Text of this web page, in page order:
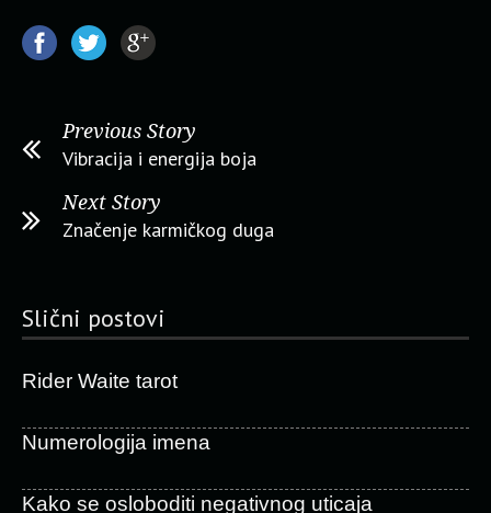
Previous Story
Vibracija i energija boja
Next Story
Značenje karmičkog duga
Slični postovi
Rider Waite tarot
Numerologija imena
Kako se osloboditi negativnog uticaja